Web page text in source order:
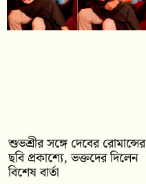
শুভশ্রীর সঙ্গে দেবের রোমান্সের
ছবি প্রকাশ্যে, ভক্তদের দিলেন
বিশেষ বার্তা